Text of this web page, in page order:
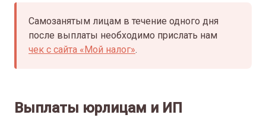
Самозанятым лицам в течение одного дня
после выплаты необходимо прислать нам
чек с сайта «Мой налог».
Выплаты юрлицам и ИП